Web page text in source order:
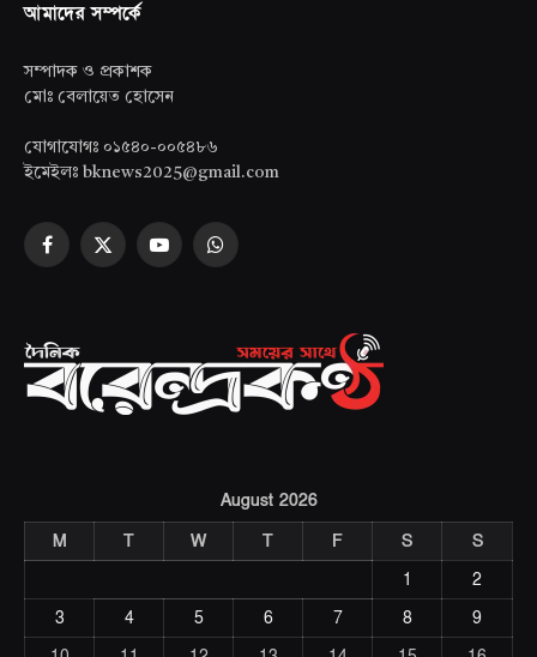
আমাদের সম্পর্কে
সম্পাদক ও প্রকাশক
মোঃ বেলায়েত হোসেন
যোগাযোগঃ ০১৫৪০-০০৫৪৮৬
ইমেইলঃ bknews2025@gmail.com
Facebook
X
YouTubeWhatsApp
August 2026
M
T W T F S
S
1
2
3
4 5 6 7 8
9